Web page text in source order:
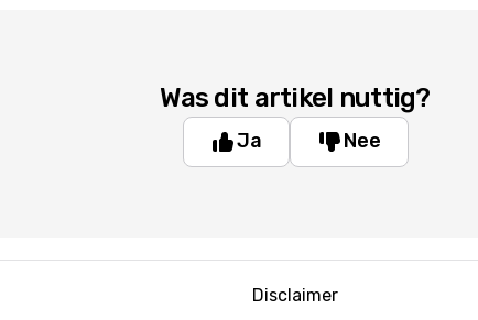
Was dit artikel nuttig?
Ja Nee
Disclaimer